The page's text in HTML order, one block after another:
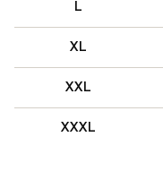
L
XL
XXL
XXXL